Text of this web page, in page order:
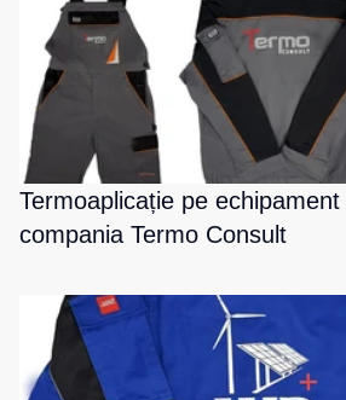
Termoaplicație pe
compania Termo Consult